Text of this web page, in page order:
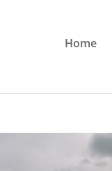
Home